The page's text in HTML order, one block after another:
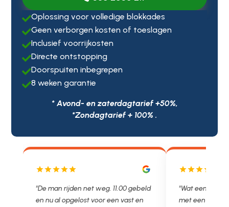
Oplossing voor volledige blokkades
Geen verborgen kosten of toeslagen
Inclusief voorrijkosten
Directe ontstopping
Doorspuiten inbegrepen
8 weken garantie
* Avond- en zaterdagtarief +50%,
*Zondagtarief + 100% .
"De man rijden net weg. 11.00 gebeld
en nu al opgelost voor een vast en
"Wat een fijn
met een